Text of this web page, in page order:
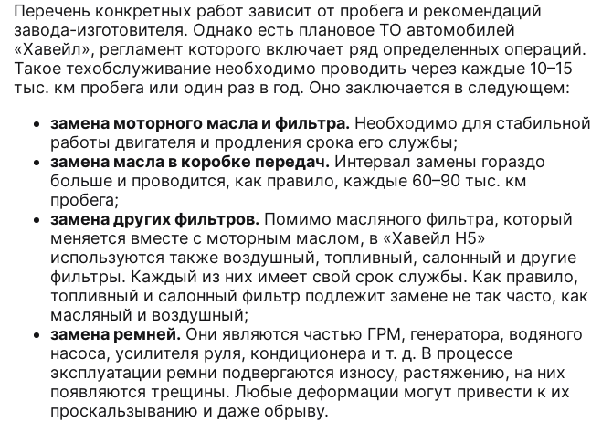
Перечень конкретных работ зависит от пробега и рекомендаций
завода-изготовителя. Однако есть плановое ТО автомобилей
«Хавейл», регламент которого включает ряд определенных операций.
Такое техобслуживание необходимо проводить через каждые 10–15
тыс. км пробега или один раз в год. Оно заключается в следующем:
замена моторного масла и фильтра. Необходимо для стабильной
работы двигателя и продления срока его службы;
замена масла в коробке передач. Интервал замены гораздо
больше и проводится, как правило, каждые 60–90 тыс. км
пробега;
замена других фильтров. Помимо масляного фильтра, который
меняется вместе с моторным маслом, в «Хавейл H5»
используются также воздушный, топливный, салонный и другие
фильтры. Каждый из них имеет свой срок службы. Как правило,
топливный и салонный фильтр подлежит замене не так часто, как
масляный и воздушный;
замена ремней. Они являются частью ГРМ, генератора, водяного
насоса, усилителя руля, кондиционера и т. д. В процессе
эксплуатации ремни подвергаются износу, растяжению, на них
появляются трещины. Любые деформации могут привести к их
проскальзыванию и даже обрыву.